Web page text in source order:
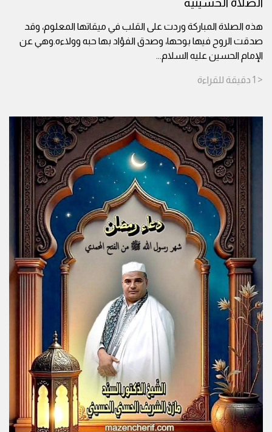
هذه الصلاة المباركة وردت على القلب في ميقاتها المعلوم، وقد
صدقت الروح فيها بوحها، وصدق الفؤاد بها حبه وولاءه.وهي عن
الإمام الحسين عليه السلام...
< 1 دقيقة للقراءة